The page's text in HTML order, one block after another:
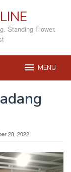
Standing Flower.
MENU
28, 2022